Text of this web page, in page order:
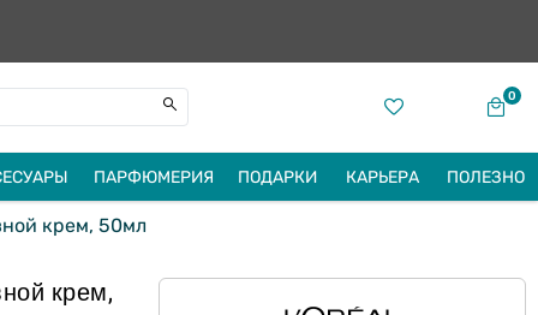
0
ПАРФЮМЕРИЯ ПОДАРКИ КАРЬЕРА ПОЛЕЗНО
крем, 50мл
крем,